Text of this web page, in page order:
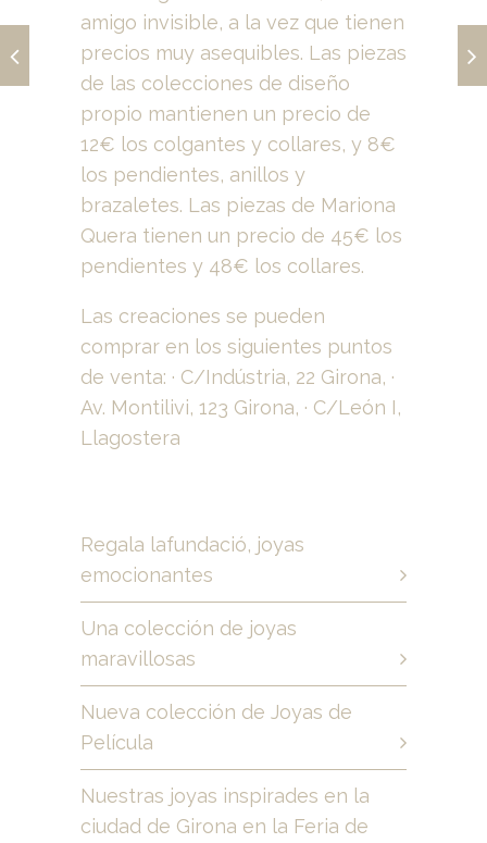
amigo invisible, a la vez que tienen
precios muy asequibles. Las piezas
de las colecciones de diseño
propio mantienen un precio de
12€ los colgantes y collares, y 8€
los pendientes, anillos y
brazaletes. Las piezas de Mariona
Quera tienen un precio de 45€ los
pendientes y 48€ los collares.
Las creaciones se pueden
comprar en los siguientes puntos
de venta: · C/Indústria, 22 Girona, ·
Av. Montilivi, 123 Girona, · C/León I,
Llagostera
Regala lafundació, joyas
emocionantes
Una colección de joyas
maravillosas
Nueva colección de Joyas de
Película
Nuestras joyas inspirades en la
ciudad de Girona en la Feria de